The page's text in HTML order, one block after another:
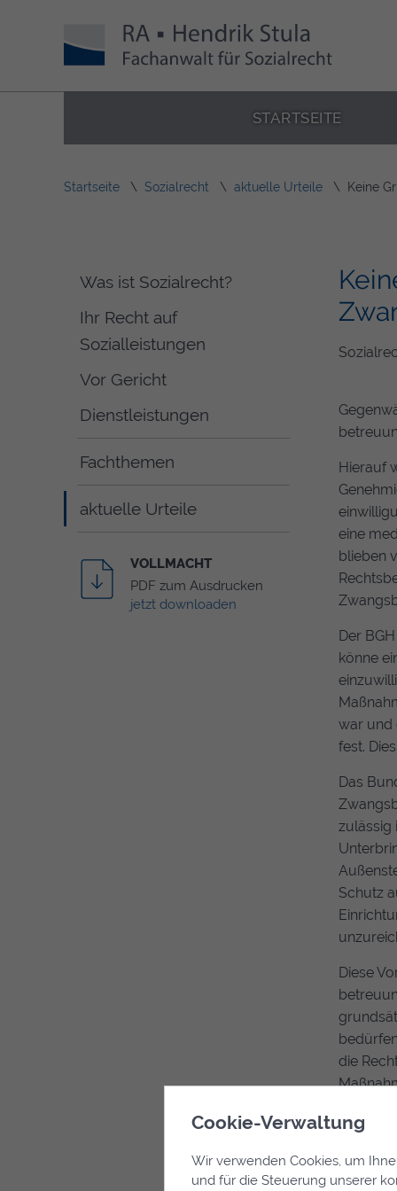
STARTSEITE
Startseite Sozialrecht aktuelle Urteile Keine
Hierauf
eine
blieben
Der BGH
könne
war und
fest.
Das
zulässig
Schutz
Diese
die
Eine
Was ist Sozialrecht?
Ihr Recht auf
Sozialleistungen
Vor Gericht
Dienstleistungen
Fachthemen
aktuelle Urteile
VOLLMACHT
PDF zum Ausdrucken
jetzt downloaden
Cookie-Verwaltung
Wir verwenden Cookies, um
und für die Steuerung unserer